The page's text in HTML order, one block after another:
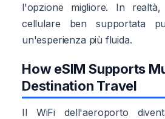
l'opzione migliore. In realtà,
cellulare ben supportata
un'esperienza più fluida.
How eSIM Supports
Destination Travel
Il WiFi dell'aeroporto